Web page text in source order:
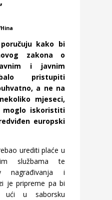
kako bi
zakona o
i javnim
pristupiti
a ne na
mjeseci,
moglo iskoristiti
europski
urediti plaće u
službama te
nagrađivanja i
je pripreme pa bi
u saborsku